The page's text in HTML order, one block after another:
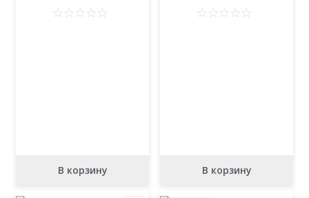
В корзину В корзину